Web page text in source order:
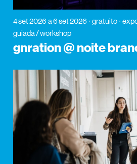
4 set 2026 a 6 set 2026 gratuito
guiada / workshop
gnration @ noite